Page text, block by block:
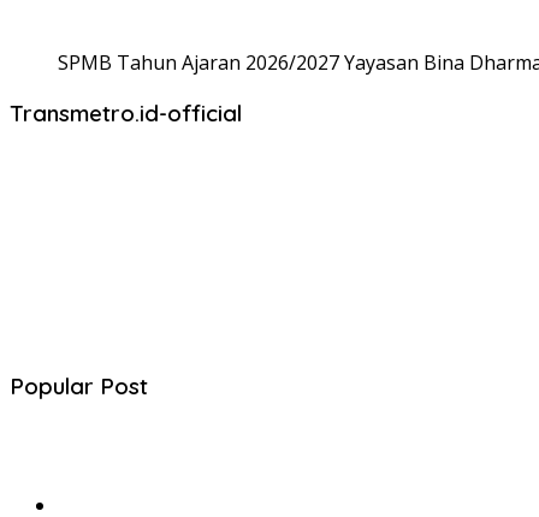
SPMB Tahun Ajaran 2026/2027 Yayasan Bina
Transmetro.id-official
Popular Post